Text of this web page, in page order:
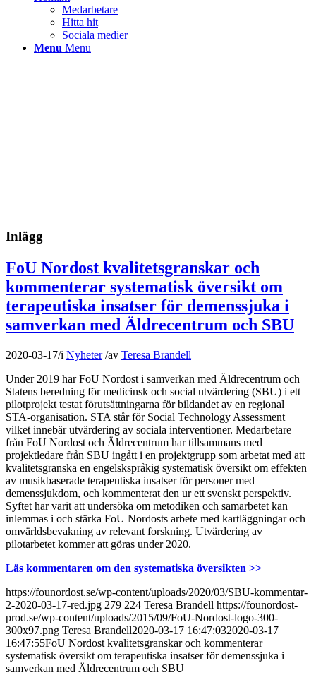
Medarbetare
Hitta hit
Sociala medier
Menu Menu
Inlägg
FoU Nordost kvalitetsgranskar och
kommenterar systematisk översikt om
terapeutiska insatser för demenssjuka i
samverkan med Äldrecentrum och SBU
2020-03-17/i Nyheter /av Teresa Brandell
Under 2019 har FoU Nordost i samverkan med Äldrecentrum och
Statens beredning för medicinsk och social utvärdering (SBU) i ett
pilotprojekt testat förutsättningarna för bildandet av en regional
STA-organisation. STA står för Social Technology Assessment
vilket innebär utvärdering av sociala interventioner. Medarbetare
från FoU Nordost och Äldrecentrum har tillsammans med
projektledare från SBU ingått i en projektgrupp som arbetat med att
kvalitetsgranska en engelskspråkig systematisk översikt om effekten
av musikbaserade terapeutiska insatser för personer med
demenssjukdom, och kommenterat den ur ett svenskt perspektiv.
Syftet har varit att undersöka om metodiken och samarbetet kan
inlemmas i och stärka FoU Nordosts arbete med kartläggningar och
omvärldsbevakning av relevant forskning. Utvärdering av
pilotarbetet kommer att göras under 2020.
Läs kommentaren om den systematiska översikten >>
https://founordost.se/wp-content/uploads/2020/03/SBU-kommentar-
2-2020-03-17-red.jpg 279 224 Teresa Brandell https://founordost-
prod.se/wp-content/uploads/2015/09/FoU-Nordost-logo-300-
300x97.png Teresa Brandell2020-03-17 16:47:032020-03-17
16:47:55FoU Nordost kvalitetsgranskar och kommenterar
systematisk översikt om terapeutiska insatser för demenssjuka i
samverkan med Äldrecentrum och SBU